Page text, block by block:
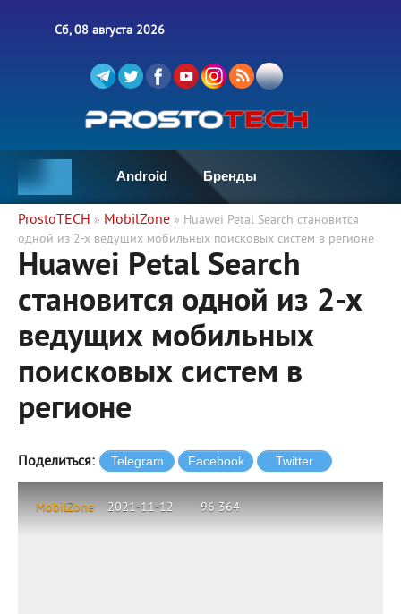
Сб, 08 августа 2026
Android Бренды
ProstoTECH » MobilZone » Huawei Petal Search становится
одной из 2-х ведущих мобильных поисковых систем в регионе
Huawei Petal Search
становится одной из 2-х
ведущих мобильных
поисковых систем в
регионе
Поделиться:
MobilZone 2021-11-12 96 364